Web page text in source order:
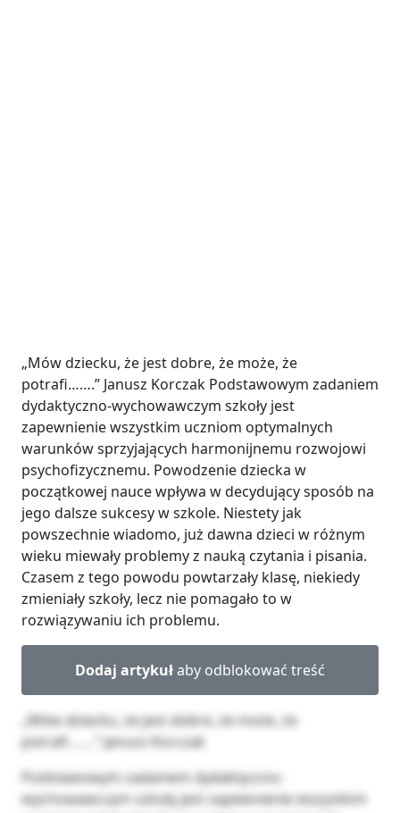
„Mów dziecku, że jest dobre, że może, że
potrafi…….” Janusz Korczak Podstawowym zadaniem
dydaktyczno-wychowawczym szkoły jest
zapewnienie wszystkim uczniom optymalnych
warunków sprzyjających harmonijnemu rozwojowi
psychofizycznemu. Powodzenie dziecka w
początkowej nauce wpływa w decydujący sposób na
jego dalsze sukcesy w szkole. Niestety jak
powszechnie wiadomo, już dawna dzieci w różnym
wieku miewały problemy z nauką czytania i pisania.
Czasem z tego powodu powtarzały klasę, niekiedy
zmieniały szkoły, lecz nie pomagało to w
rozwiązywaniu ich problemu.
Dodaj artykułaby odblokować treść
„Mów dziecku, że jest dobre, że może, że
potrafi…….” Janusz Korczak
Podstawowym zadaniem dydaktyczno-wychowawczym szkoły jest zapewnienie wszystkim uczniom optymalnych warunków sprzyjających harmonijnemu rozwojowi psychofizycznemu. Powodzenie dziecka w początkowej nauce wpływa w decydujący sposób na jego dalsze sukcesy w szkole. Niestety jak powszechnie wiadomo, już dawna dzieci w różnym wieku miewały problemy z nauką czytania i pisania. Czasem z tego powodu powtarzały klasę, niekiedy zmieniały szkoły, lecz nie pomagało to w rozwiązywaniu ich problemu. Mówiono zwykle, że są one leniwe, nie chcą się uczyć i w tym cały kłopot. Najczęściej nie potrafiono im pomóc, czyli znaleźć takiej metody nauki czytania i pisania, która sprawiłaby, że nauczyłyby się poprawnie pisać litery, wyrazy i zdania oraz je prawidłowo odczytywać. W klasach początkowych, w których podstawowym założeniem jest właśnie nauka czytania i pisania, niepowodzenia w tym zakresie decydują o dalszych losach szkolnych dziecka. Zrozumiałe jest, że sytuacja dziecka mającego problemy w czytaniu i pisaniu jest w szkole wyjątkowo trudna i niekorzystna. Pierwsze niepowodzenia stają się często przyczyną zniechęcenia dziecka do nauki, powodują wystąpienie różnego rodzaju reakcji nerwicowych, trudności wychowawczych, spotęgowanych nieprawidłową reakcją środowiska rodzinnego i szkolnego. Czytanie i pisanie, jako podstawa działalności dzieci w szkole jest dla wielu z nich czynnością trudną do pokonania. Najgroźniejsze w sytuacji ucznia z kłopotami w czytaniu i pisaniu jest to, że trudności dopadają go zaraz na początku nauki szkolnej. Jeśli w tym okresie nie udzielimy dziecku skutecznej pomocy i wsparcia, wówczas ryzykujemy, że uczeń wejdzie w dalsze etapy nauki szkolnej z brakiem wiary we własne siły i niepewnością. Tragiczne jest stopniowe powiększanie się pola zaniżonej samooceny. Bardzo często dziecko z trudnościami w czytaniu i pisaniu zaczyna coraz gorzej oceniać swoje zdolności intelektualne, by w końcu stwierdzić, że nic nie potrafi. Większość badaczy zajmujących się problematyką nauki czytania i pisania uważa, że jest to proces niezwykle skomplikowany – proces angażujący różnorodne czynności dziecka: sensoryczne(wzrokowe, słuchowe), ruchowe(artykulacyjne, manualne), poznawcze (pamięciowe, spostrzeżeniowe), a przede wszystkim złożone czynności umysłowe. Czasem bywa tak, że dziecko nie jest w stanie wykonać wszystkich tych czynności i tu pojawiają się właśnie problemy wiążące się z nauką czytania i pisania. Sytuację szkolną uczniów przejawiających trudności w czytaniu i pisaniu komplikuje fakt, że trudności te obejmują różne zakresy, występują w różnym stopniu nasilenia i wynikają z różnorodnych przyczyn. Trudności w czytaniu bardzo rzadko powodowane są tylko jedną przyczyną. W większości przypadków chodzi tu o zespół czynników, które jednocześnie, choć z różną siłą, wpływają na powstawanie tych trudności. Trudności z czytaniem występują na wszystkich poziomach rozwoju inteligencji. Jednak u dzieci o niższym stopniu inteligencji, częściej niż u innych. Do czytania ze zrozumieniem i zdolnością oceny tekstów o wyższym stopniu trudności niezbędne jest posiadanie bardzo zaawansowanych zdolności intelektualnych. Obserwując dzieci, które mają trudności w czytaniu można zauważyć, że są: nerwowe, nadwrażliwe, przekorne, lękliwe, nadmiernie pobudliwe, obgryzają paznokcie, mają trudności w skupieniu się, są niezadowolone z siebie, rodziców i nauczycieli. Duży wpływ na rozwój zdolności do czytania u dziecka ma środowisko domowe, poziom inteligencji oraz wykształcenie rodziców. Dzieci, które wyrosły w środowisku, gdzie okazuje się szacunek dla książki, mają większe szanse być dobrymi czytelnikami niż dzieci, które wyrosły w domach, gdzie zainteresowanie książkami jest nikłe. Dodatkową przyczyną wpływającą na powstawanie trudności w czytaniu i pisaniu jest częsta zmiana szkoły i nauczyciela w czasie pierwszych lat nauki szkolnej. Wady wzroku występują częściej u dzieci czytających źle, niż w innych grupach czytelników. Nawet nieznaczne obniżenie słuchu w niektórych przypadkach może stać się dodatkową przyczyną powstawania trudności w czytaniu. W sporadycznych przypadkach także leworęczność może skomplikować i utrudnić uczenie się czytania i pisania w początkowym okresie nauki. Trudności głośnego czytania i prowadzenia rozmów nawiązujących do aktualnych ćwiczeń w czytaniu bardzo łatwo mogą powstawać wskutek wad mowy oraz trudności w artykulacji. Trudności w nauce czytania i pisania dotyczą dokonywania analizy i syntezy. Uczniowie mają trudności z zastosowaniem zmiękczeń przy pisaniu, dwuznaków przy tekście czytanym i sposobie ich użycia przy pisaniu. Wielu dzieciom sprawia trudności osiągnięcie odpowiedniego tempa czytania, szybkie i prawidłowe zrozumienie treści, a także czytanie głośne z odpowiednią dykcją. Trudności występują z różnym nasileniem u różnych dzieci. Do najważniejszych przyczyn powodujących trudności w czytaniu i pisaniu należą: obniżona sprawność intelektualna, przewlekłe schorzenia, zaburzenia w funkcjonowaniu narządów wzroku i słuchu, zaburzenia mowy, zła sytuacja rodzinna, brak pozytywnej motywacji do nauki, brak pełnej dojrzałości szkolnej, wadliwa metoda nauki czytania i pisania, zaniedbanie pedagogiczne, fragmentaryczne zaburzenia funkcji percepcyjno – motorycznych. Podłoże złożonych trudności stanowią również zaburzenia zwane dysleksją, dysortografią i dysgrafią. U dzieci dyslektycznych występują zaburzenia mowy, zaburzenia procesu lateralizacji, orientacji przestrzennej i emocjonalno – uczuciowej. Zdarza się, że u dzieci o skrzyżowanej lateralizacji występują często zaburzenia pisania i czytania. Na czynność czytania bardziej bezpośrednio wpływa lewooczność oraz brak przewagi stronnej oczu, niż brak tej przewagi w zakresie rąk i leworęczność. Na dysleksję, dysortografię i dysgrafię ma wpływ rozwój emocjonalny dziecka, a mianowicie konsekwencją niedających się przezwyciężyć trudności w nauce czytania i pisania są zaburzenia uczuciowe. U dzieci z trudnościami wytwarzają się postawy negatywne w odniesieniu do nauki czytania i pisania. Postawy te wyrażają się lękiem lub protestem wobec kłopotów. Należy je przezwyciężać, gdyż w przeciwnym wypadku mogą doprowadzić do niepowodzeń w nauce w ogóle. Pożądane wyniki w czytaniu i pisaniu można osiągnąć poprzez przezwyciężanie trudności i systematyczne ćwiczenia prowadzące do osiągnięcia przez dziecko pełnej sprawności i poprawności w zakresie obu technik. Czas trwania reedukacji zależy od stopnia nasilenia trudności, od konkretnej sytuacji, a także możliwości rozwojowych. Specjalnych form i metod reedukacji wymagają dzieci upośledzone umysłowo. Mają one duże trudności w wymowie głosek i wyrazów. Pracę z nimi powinien prowadzić nauczyciel – logopeda. Uczniowie chorzy na przewlekłą chorobę powinny mieć stałą opiekę medyczno – farmakologiczną pod kierunkiem lekarza współpracującego z rodzicami i nauczycielem w celu stworzenia optymalnych warunków pracy i odpoczynku. Bardzo ważną rolę w reedukacji dziecka przewlekle chorego odgrywa właściwa atmosfera w domu i w szkole, psychoterapia, właściwa postawa otoczenia. Przy nieprawidłowo funkcjonującym narządzie wzroku praca nad przezwyciężaniem trudności powinna rozpocząć się od wyrównywania jego niedoborów. Dzieci z wadą wzroku powinny nosić odpowiednie szkła i należy je posadzić jak najbliżej tablicy. Jeśli niedowidzenie jest bardzo duże, dziecko powinno się uczyć w szkole zorganizowanej specjalnie dla dzieci niedowidzących. Naukę czytania i pisania utrudnia zaburzenie narządu słuchu. Jeśli jest to niewielki stopień, dziecko może uczyć się w szkole dla dzieci ze słuchem w granicach normy. Jeśli zaś niedosłuch jest znaczny, należy dziecko skierować do szkoły specjalnej dla niedosłyszących. Dzieci niedowidzące i niedosłyszące korzystają z pomocniczych środków dydaktycznych oraz aparatury umożliwiającej naukę i kontakty z otoczeniem. Na przebieg procesu nauki czytania i pisania w znaczny sposób wpływają wszelkie zaburzenia mowy. Zaburzenia te można usunąć poprzez stosowanie specjalnych ćwiczeń prowadzonych w szkole i w domu według wskazówek logopedy. Zaniedbania pedagogiczne można wykryć poprzez wprowadzenie „Kart pracy indywidualnej ucznia”, systematyczne zapisywanie uwag o postępach poszczególnych uczniów. W zależności od wyników przeprowadzonych z kartą pracy stosuje się ćwiczenia uzupełniające i utrwalające materiał. Przyczyną trudności w nauce czytania i pisania może być brak gotowości dziecka do tej nauki. Może to trwać krótko, ale też przeciągnie się, jeśli nie będzie w porę zauważone i jeśli nie zastosuje się odpowiednich ćwiczeń wyrównujących. Niektórzy rodzice, często nieświadomie nie mając odpowiedniego przygotowania metodycznego nieumiejętnie uczą dziecko i wywołują mimo woli, zamiast powodzenia – trudności i niepowodzenia. Ćwiczenia wyrównujące niedojrzałość do analizy i syntezy, stanowiące wyjście w zapobieganiu trudnościom polegają na dokonywaniu analizy i syntezy na materiale dźwiękowym bez tekstu. W tego typu ćwiczeniach podajemy dziecku izolowane dźwięki – głoski tworzące łatwy, krótki wyraz i polecamy złączenie usłyszanych głosek w znany dziecku wyraz. Po tym ćwiczeniu możemy polecić, by dziecko powtórzyło oddzielnie głoski w odpowiedniej kolejności. Po ćwiczeniach łatwiejszych, jednosylabowych przechodzi się do trudniejszych opartych na tekście. Ćwiczenia oparte na tekście powinny być poprzedzone zaznajomieniem dzieci z jedną samogłoską i z jedną lub dwiema spółgłoskami. Należy przy tym wykorzystać obrazek, który przedstawiałby przedmiot, którego nazwa zaczyna się nową literą np.: dla litery k: kot, krata, kret. Bardzo dobrymi ćwiczeniami w tej części są ćwiczenia w syntezie, przeprowadzane drogą przedłużania wymawianych głosek i wiązania ich bezpośrednio w sylabę. Po syntezie należy powrócić do analizy, by utrwalić strukturę wyrazu. Jeżeli trudności w nauce dziecka wynikają ze złej sytuacji mieszkaniowej lub rodzinnej, to ich przezwyciężanie wymaga jak najszybszej pomocy ze strony nauczyciela i szkoły. Należy ta